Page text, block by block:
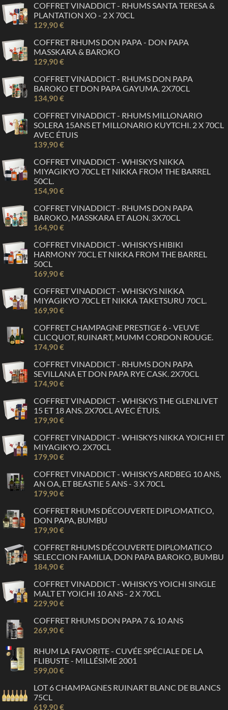
COFFRET VINADDICT - RHUMS SANTA TERESA &
PLANTATION XO - 2 X 70CL
129,90 €
COFFRET RHUMS DON PAPA - DON PAPA
MASSKARA & BAROKO
129,90 €
COFFRET VINADDICT - RHUMS DON PAPA
BAROKO ET DON PAPA GAYUMA. 2X70CL
134,90 €
COFFRET VINADDICT - RHUMS MILLONARIO
SOLERA 15ANS ET MILLONARIO KUYTCHI. 2 X 70CL
AVEC ÉTUIS
139,90 €
COFFRET VINADDICT - WHISKYS NIKKA
MIYAGIKYO 70CL ET NIKKA FROM THE BARREL
50CL.
154,90 €
COFFRET VINADDICT - RHUMS DON PAPA
BAROKO, MASSKARA ET ALON. 3X70CL
164,90 €
COFFRET VINADDICT - WHISKYS HIBIKI
HARMONY 70CL ET NIKKA FROM THE BARREL
50CL
169,90 €
COFFRET VINADDICT - WHISKYS NIKKA
MIYAGIKYO 70CL ET NIKKA TAKETSURU 70CL.
169,90 €
COFFRET CHAMPAGNE PRESTIGE 6 - VEUVE
CLICQUOT, RUINART, MUMM CORDON ROUGE.
174,90 €
COFFRET VINADDICT - RHUMS DON PAPA
SEVILLANA ET DON PAPA RYE CASK. 2X70CL
174,90 €
COFFRET VINADDICT - WHISKYS THE GLENLIVET
15 ET 18 ANS. 2X70CL AVEC ÉTUIS.
179,90 €
COFFRET VINADDICT - WHISKYS NIKKA YOICHI ET
MIYAGIKYO. 2X70CL
179,90 €
COFFRET VINADDICT - WHISKYS ARDBEG 10 ANS,
AN OA, ET BEASTIE 5 ANS - 3 X 70CL
179,90 €
COFFRET RHUMS DÉCOUVERTE DIPLOMATICO,
DON PAPA, BUMBU
179,90 €
COFFRET RHUMS DÉCOUVERTE DIPLOMATICO
SELECCION FAMILIA, DON PAPA BAROKO, BUMBU
184,90 €
COFFRET VINADDICT - WHISKYS YOICHI SINGLE
MALT ET YOICHI 10 ANS - 2 X 70CL
229,90 €
COFFRET RHUMS DON PAPA 7 & 10 ANS
269,90 €
RHUM LA FAVORITE - CUVÉE SPÉCIALE DE LA
FLIBUSTE - MILLÉSIME 2001
599,00 €
LOT 6 CHAMPAGNES RUINART BLANC DE BLANCS
75CL
619,90 €